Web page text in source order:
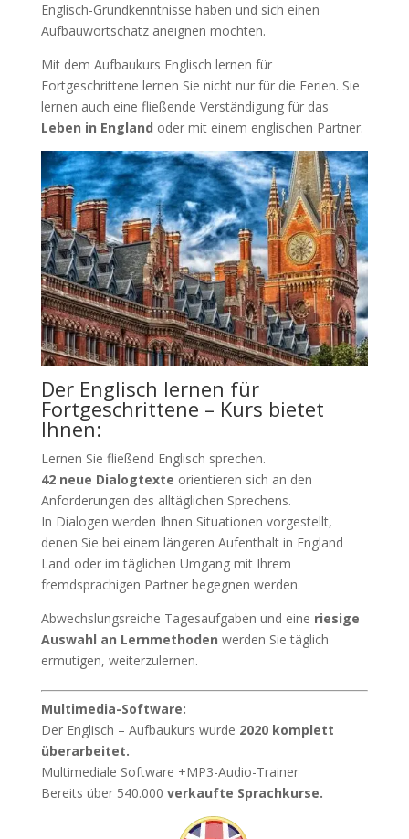
Englisch-Grundkenntnisse haben und sich einen
Aufbauwortschatz aneignen möchten.
Mit dem Aufbaukurs Englisch lernen für
Fortgeschrittene lernen Sie nicht nur für die Ferien. Sie
lernen auch eine fließende Verständigung für das
Leben in England oder mit einem englischen Partner.
Der Englisch lernen für
Fortgeschrittene – Kurs bietet
Ihnen:
Lernen Sie fließend Englisch sprechen.
42 neue Dialogtexte orientieren sich an den
Anforderungen des alltäglichen Sprechens.
In Dialogen werden Ihnen Situationen vorgestellt,
denen Sie bei einem längeren Aufenthalt in England
Land oder im täglichen Umgang mit Ihrem
fremdsprachigen Partner begegnen werden.
Abwechslungsreiche Tagesaufgaben und eine riesige
Auswahl an Lernmethoden werden Sie täglich
ermutigen, weiterzulernen.
Multimedia-Software:
Der Englisch – Aufbaukurs wurde 2020 komplett
überarbeitet.
Multimediale Software +MP3-Audio-Trainer
Bereits über 540.000 verkaufte Sprachkurse.